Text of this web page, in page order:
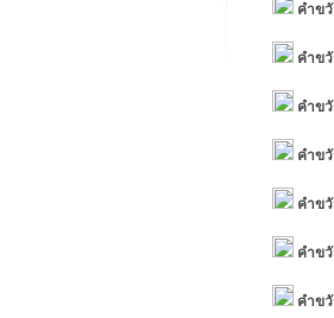
คำข
คำข
คำข
คำข
คำข
คำข
คำข